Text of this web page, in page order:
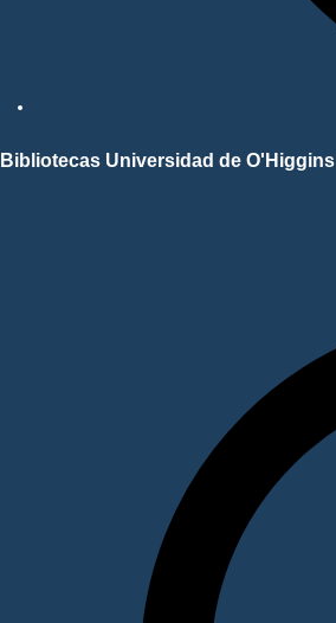
Bibliotecas Universidad de O'Higgins